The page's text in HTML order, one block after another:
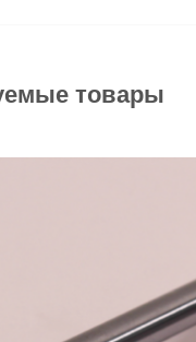
товары